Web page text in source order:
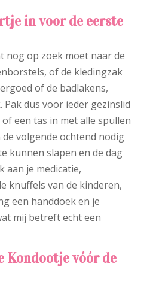
in voor de eerste
nog op zoek moet naar de
of de kledingzak
of de badlakens,
dus voor ieder gezinslid
een tas in met alle spullen
de volgende ochtend nodig
kunnen slapen en de dag
aan je medicatie,
knuffels van de kinderen,
een handdoek en je
mij betreft echt een
Kondootje vóór de